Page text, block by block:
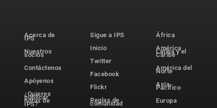
Acerca de
IPS
Nuestros
socios
Contáctenos
Apóyenos
¿Quieres
publicar
notas de
IPS?
Sigue a IPS
Inicio
Twitter
Facebook
Flickr
Reglas de
comunidad
África
América
Latina y el
Caribe
América del
Norte
Asia-
Pacífico
Europa